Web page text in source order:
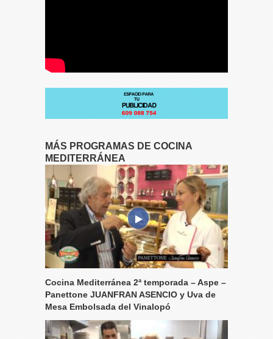
MÁS PROGRAMAS DE COCINA
MEDITERRÁNEA
Cocina Mediterránea 2ª temporada – Aspe –
Panettone JUANFRAN ASENCIO y Uva de
Mesa Embolsada del Vinalopó